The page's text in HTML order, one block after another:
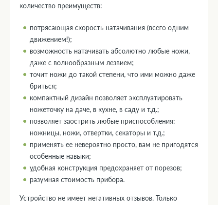
количество преимуществ:
потрясающая скорость натачивания (всего одним
движением!);
возможность натачивать абсолютно любые ножи,
даже с волнообразным лезвием;
точит ножи до такой степени, что ими можно даже
бриться;
компактный дизайн позволяет эксплуатировать
ножеточку на даче, в кухне, в саду и т.д.;
позволяет заострить любые приспособления:
ножницы, ножи, отвертки, секаторы и т.д.;
применять ее невероятно просто, вам не пригодятся
особенные навыки;
удобная конструкция предохраняет от порезов;
разумная стоимость прибора.
Устройство не имеет негативных отзывов. Только